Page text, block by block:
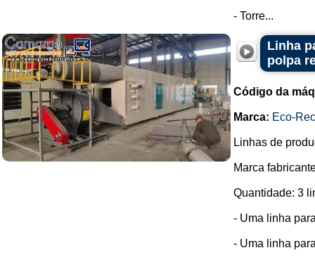
- Torre...
Linha
polpa
Código da
Marca: Eco-
Linhas de
Marca
Quantidade: 3
- Uma linha
- Uma linha